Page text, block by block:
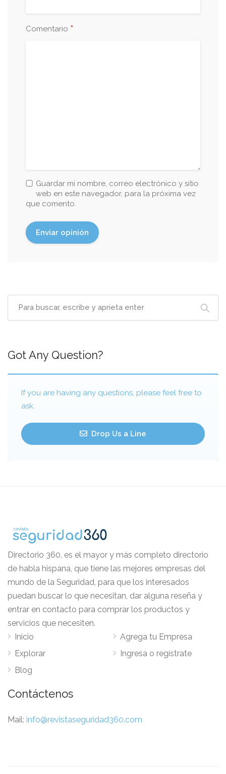
Comentario *
Guardar mi nombre, correo electrónico y sitio
web en este navegador, para la próxima vez
que comento.
Got Any Question?
If you are having any questions, please feel free to
ask.
Drop Us a Line
Directorio 360, es el mayor y más completo directorio
de habla hispana, que tiene las mejores empresas del
mundo de la Seguridad, para que los interesados
puedan buscar lo que necesitan, dar alguna reseña y
entrar en contacto para comprar los productos y
servicios que necesiten.
Inicio
Explorar
Blog
Agrega tu Empresa
Ingresa o regístrate
Contáctenos
Mail: info@revistaseguridad360.com